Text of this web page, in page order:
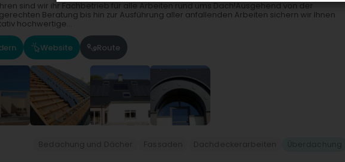
sind wir ihr Fachbetrieb für alle Arbeiten rund ums Dach!Ausgehend von der
Beratung bis hin zur Ausführung aller anfallenden Arbeiten sichern wir Ihnen
hochwertige...
Website Route